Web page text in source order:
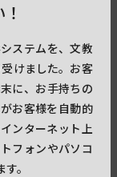
ステムを、文教
けました。お客
に、お手持ちの
お客様を自動的
ンターネット上
フォンやパソコ
。